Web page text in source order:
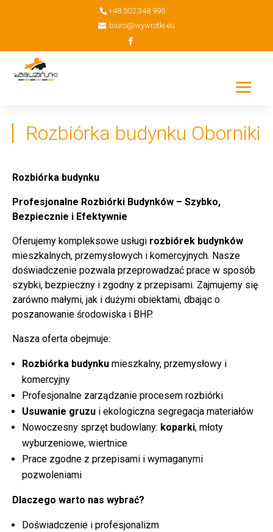
+48 502 348 995
biuro@wywrotki.eu
Rozbiórka budynku Oborniki
Rozbiórka budynku
Profesjonalne Rozbiórki Budynków – Szybko,
Bezpiecznie i Efektywnie
Oferujemy kompleksowe usługi rozbiórek budynków
mieszkalnych, przemysłowych i komercyjnych. Nasze
doświadczenie pozwala przeprowadzać prace w sposób
szybki, bezpieczny i zgodny z przepisami. Zajmujemy się
zarówno małymi, jak i dużymi obiektami, dbając o
poszanowanie środowiska i BHP.
Nasza oferta obejmuje:
Rozbiórka budynku mieszkalny, przemysłowy i
komercyjny
Profesjonalne zarządzanie procesem rozbiórki
Usuwanie gruzu i ekologiczna segregacja materiałów
Nowoczesny sprzęt budowlany: koparki, młoty
wyburzeniowe, wiertnice
Prace zgodne z przepisami i wymaganymi
pozwoleniami
Dlaczego warto nas wybrać?
Doświadczenie i profesjonalizm